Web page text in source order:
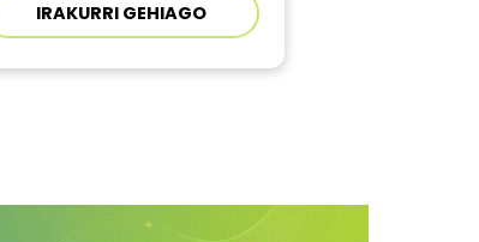
IRAKURRI GEHIAGO